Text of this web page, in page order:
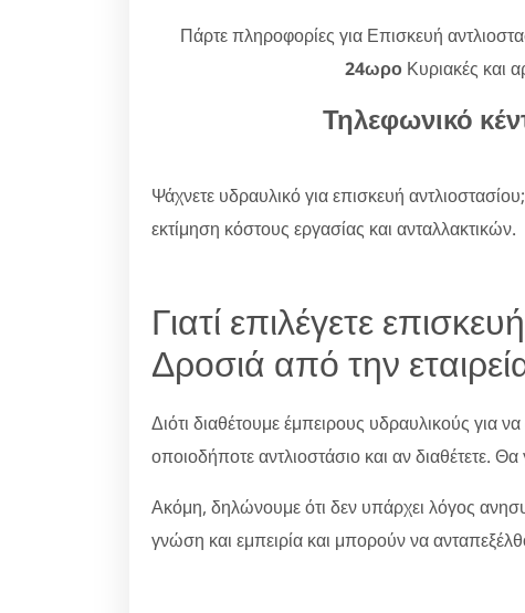
Πάρτε πληροφορίες για Επισκευή
24ωρο Κυριακές και
Τηλεφωνικό
Ψάχνετε υδραυλικό για επισκευή
εκτίμηση κόστους εργασίας και ανταλλακτικών.
Γιατί επιλέγετε
Δροσιά από την
Διότι διαθέτουμε έμπειρους υδραυλικούς για
οποιοδήποτε αντλιοστάσιο και αν διαθέτετε.
Ακόμη, δηλώνουμε ότι δεν υπάρχει λόγος
γνώση και εμπειρία και μπορούν να